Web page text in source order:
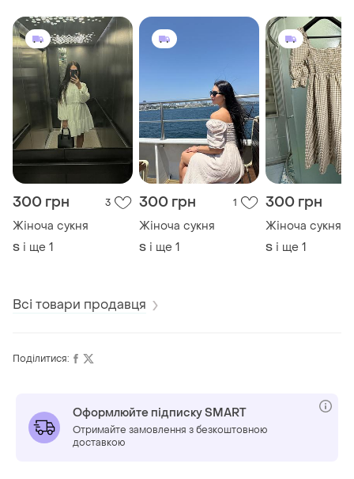
300 грн 3
Жіноча сукня
S і ще 1
300 грн 1
Жіноча сукня
S і ще 1
300 грн
Жіноча сукня
S і ще 1
Всі товари продавця
Поділитися:
Оформлюйте підписку SMART
Отримайте замовлення з безкоштовною
доставкою